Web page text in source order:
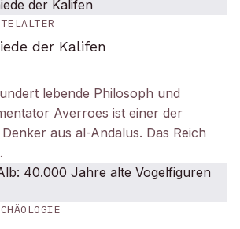
der Kalifen
lebende Philosoph und
Averroes ist einer der
aus al-Andalus. Das Reich